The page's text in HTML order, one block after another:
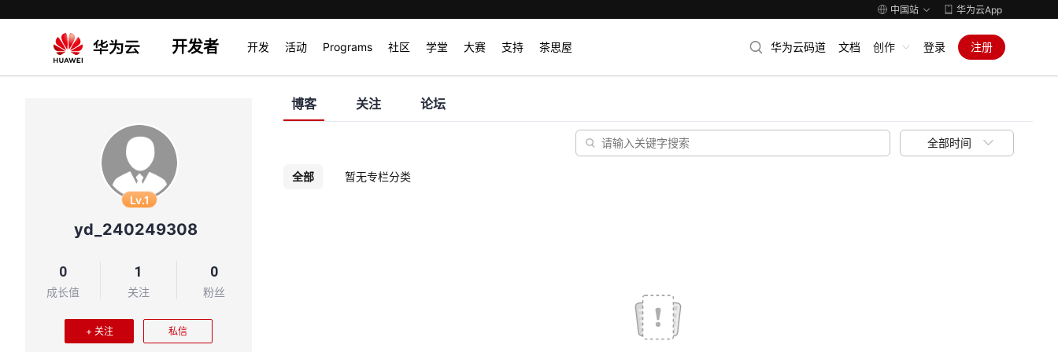
中国站 华为云App
开发者 开发 活动 Programs 社区 学堂 大赛 支持 茶思屋 华为云码道 文档 创作 登录 注册
Lv.1
yd_240249308
0
成长值
1
关注
0
粉丝
+ 关注 私信
博客 关注 论坛
全部时间
全部 暂无专栏分类